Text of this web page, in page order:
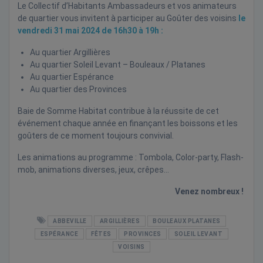
Le Collectif d’Habitants Ambassadeurs et vos animateurs
de quartier vous invitent à participer au Goûter des voisins le
vendredi 31 mai 2024 de 16h30 à 19h :
Au quartier Argillières
Au quartier Soleil Levant – Bouleaux / Platanes
Au quartier Espérance
Au quartier des Provinces
Baie de Somme Habitat contribue à la réussite de cet
événement chaque année en finançant les boissons et les
goûters de ce moment toujours convivial.
Les animations au programme : Tombola, Color-party, Flash-
mob, animations diverses, jeux, crêpes…
Venez nombreux !
ABBEVILLE ARGILLIÈRES
BOULEAUX PLATANES
ESPÉRANCE
FÊTES PROVINCES
SOLEIL LEVANT
VOISINS